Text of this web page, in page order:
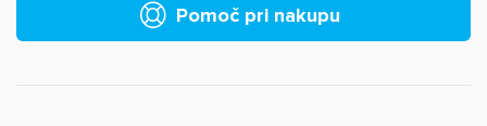
Pomoč pri nakupu